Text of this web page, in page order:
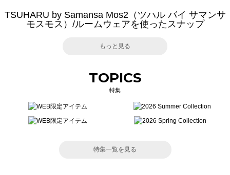
TSUHARU by Samansa Mos2（ツハル バイ サマンサ
モスモス）/ルームウェアを使ったスナップ
もっと見る
TOPICS
特集
特集一覧を見る